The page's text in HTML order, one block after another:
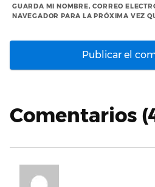
GUARDA MI NOMBRE, CORREO
NAVEGADOR PARA LA PRÓXIMA VEZ
Comentarios